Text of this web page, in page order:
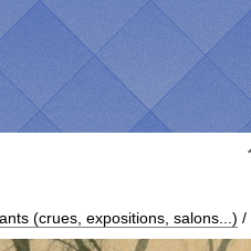
(crues, expositions, salons...) /